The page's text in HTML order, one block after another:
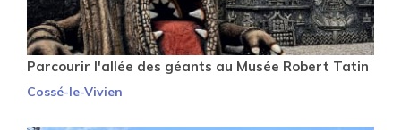
Parcourir l'allée des géants au Musée Robert Tatin
Cossé-le-Vivien